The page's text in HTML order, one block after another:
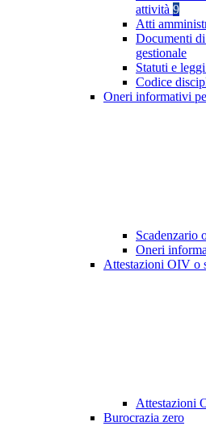
attività 9
Atti
Documenti
gestionale
Statuti e
Codice
Oneri informativi
Scadenzario
Oneri
Attestazioni OIV o
Attestazioni
Burocrazia zero